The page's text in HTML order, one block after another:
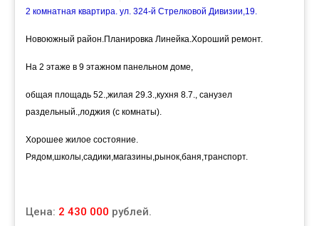
2 комнатная квартира. ул. 324-й Стрелковой Дивизии,19.
Новоюжный район.Планировка Линейка.Хороший ремонт.
На 2 этаже в 9 этажном панельном доме,
общая площадь 52.,жилая 29.3.,кухня 8.7., санузел
раздельный.,лоджия (с комнаты).
Хорошее жилое состояние.
Рядом,школы,садики,магазины,рынок,баня,транспорт.
Цена: 2 430 000 рублей.